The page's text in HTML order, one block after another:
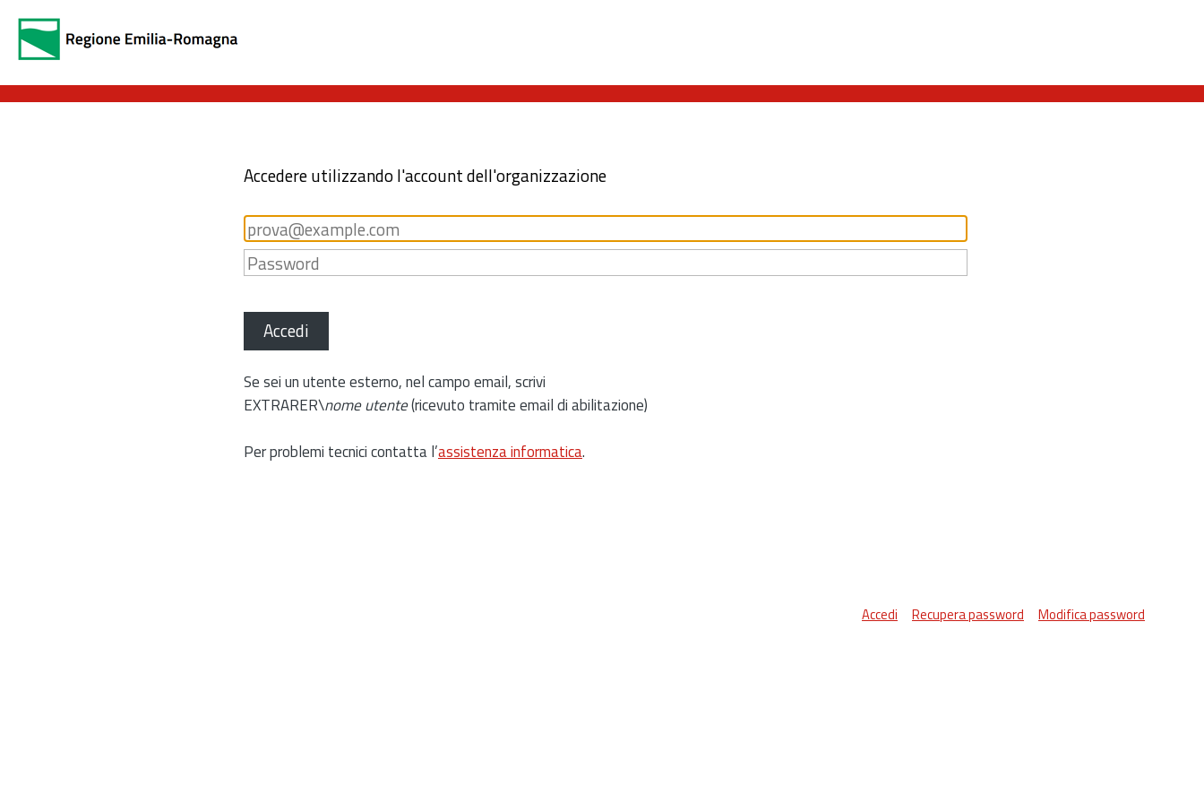
Accedere utilizzando l'account dell'organizzazione
Accedi
Se sei un utente esterno, nel campo email, scrivi
EXTRARER\nome utente(ricevuto tramite email di abilitazione)
Per problemi tecnici contatta l’assistenza informatica.
Accedi Recupera password Modifica password